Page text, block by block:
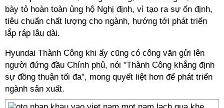
bày tỏ hoàn toàn ủng hộ Nghị định, vì tạo ra sự ổn định,
tiêu chuẩn chất lượng cho ngành, hướng tới phát triển
lắp ráp lâu dài.
Hyundai Thành Công khi ấy cũng có công văn gửi lên
người đứng đầu Chính phủ, nói "Thành Công khẳng định
sự đồng thuận tối đa", mong quyết liệt hơn để phát triển
ngành sản xuất.